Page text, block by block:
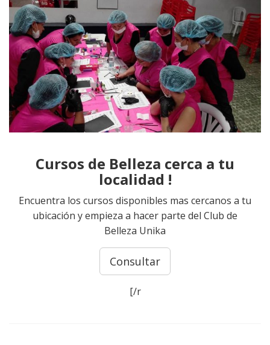
Cursos de Belleza cerca a tu
localidad !
Encuentra los cursos disponibles mas cercanos a tu
ubicación y empieza a hacer parte del Club de
Belleza Unika
Consultar
[/r